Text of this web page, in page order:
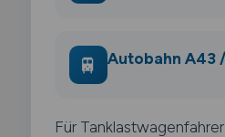
🚆 Autobahn A43
Für